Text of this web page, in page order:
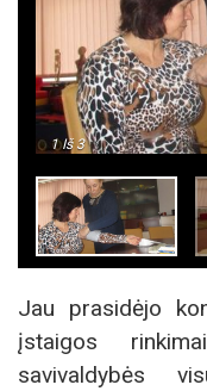
1Iš 3
Jau prasidėjo
įstaigos
savivaldybės